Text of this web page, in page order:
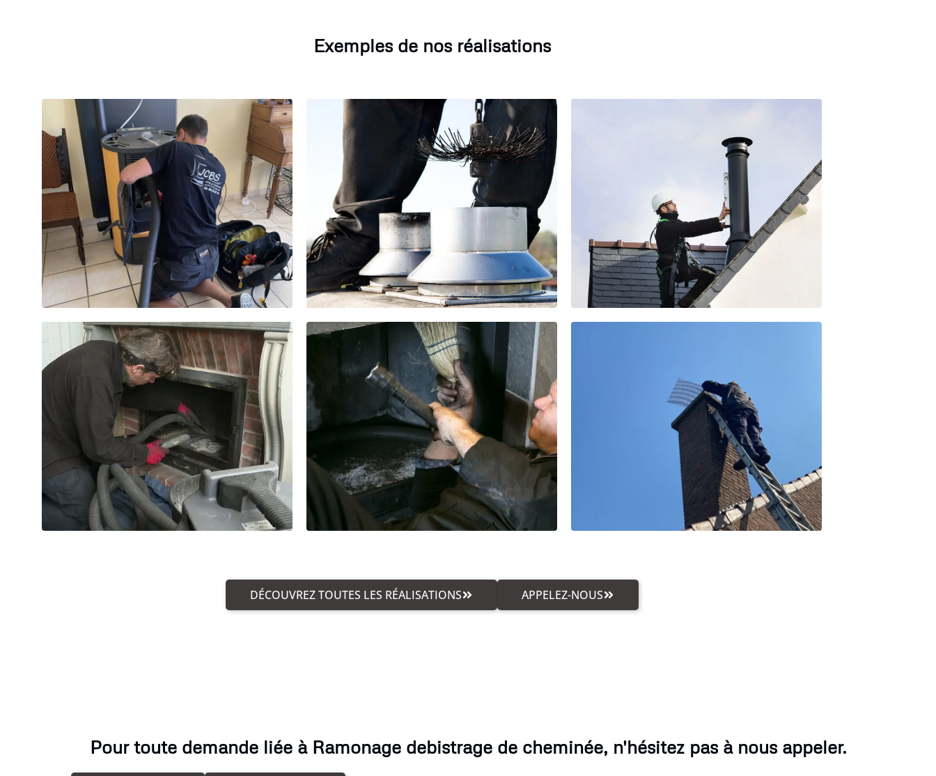
Exemples de nos réalisations
DÉCOUVREZ TOUTES LES RÉALISATIONS APPELEZ-NOUS
Pour toute demande liée à Ramonage debistrage de cheminée, n'hésitez pas à nous appeler.